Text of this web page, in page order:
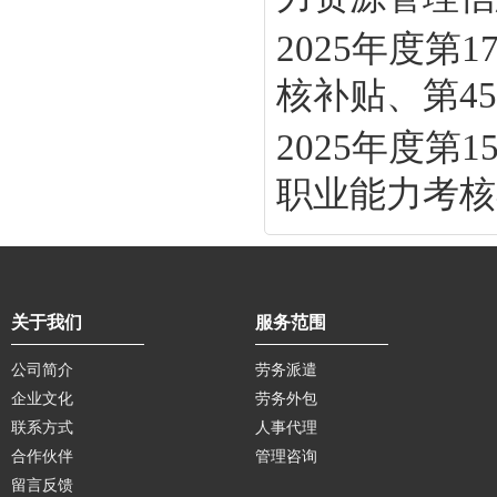
2025年度第
核补贴、第
2025年度第
职业能力考
关于我们
公司简介
企业文化
联系方式
合作伙伴
留言反馈
服务范围
劳务派遣
劳务外包
人事代理
管理咨询